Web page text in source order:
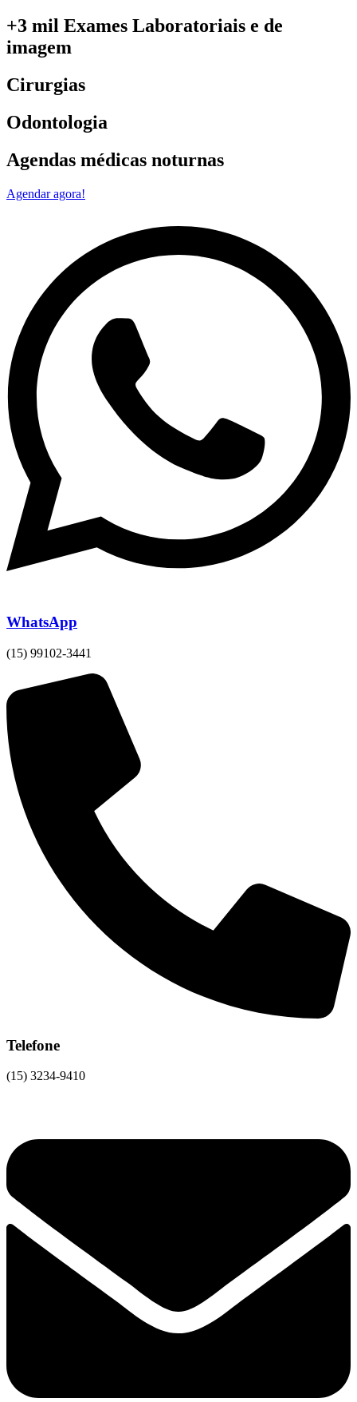
+3 mil Exames Laboratoriais e de
imagem
Cirurgias
Odontologia
Agendas médicas noturnas
Agendar agora!
WhatsApp
(15) 99102-3441
Telefone
(15) 3234-9410